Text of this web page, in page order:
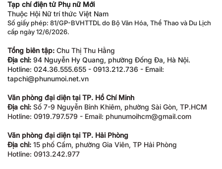
Tạp chí điện tử Phụ nữ Mới
Thuộc Hội Nữ trí thức Việt Nam
Số giấy phép: 81/GP-BVHTTDL do Bộ Văn Hóa, Thể Thao và Du Lịch
cấp ngày 12/6/2026.
Tổng biên tập: Chu Thị Thu Hằng
Địa chỉ: 94 Nguyễn Hy Quang, phường Đống Đa, Hà Nội.
Hotline: 024.36.555.655 - 0913.212.736 - Email:
tapchi@phunumoi.net.vn
Văn phòng đại diện tại TP. Hồ Chí Minh
Địa chỉ: Số 7-9 Nguyễn Bỉnh Khiêm, phường Sài Gòn, TP.HCM
Hotline: 0919.797.579 - Email: phunumoihcm@gmail.com
Văn phòng đại diện tại TP. Hải Phòng
Địa chỉ: 15 phố Cấm, phường Gia Viên, TP Hải Phòng
Hotline: 0913.242.977